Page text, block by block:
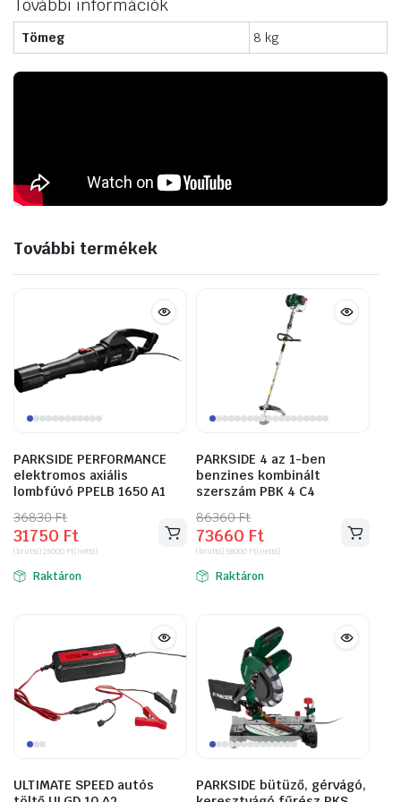
További információk
Tömeg 8 kg
További termékek
PARKSIDE PERFORMANCE
elektromos axiális
lombfúvó PPELB 1650 A1
36830Ft
Original
price
was:
36830 Ft.
31750 Ft
Current
price
is:
31750 Ft.
(bruttó)25000 Ft(nettó)
Raktáron
PARKSIDE 4 az 1-ben
benzines kombinált
szerszám PBK 4 C4
86360Ft
Original
price
was:
86360 Ft.
73660 Ft
Current
price
is:
73660 Ft.
(bruttó) 58000 Ft(nettó)
Raktáron
ULTIMATE SPEED autós
PARKSIDE bütüző, gérvágó,